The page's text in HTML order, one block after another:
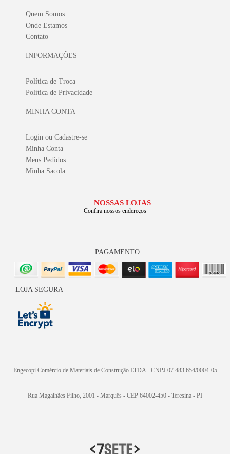
Quem Somos
Onde Estamos
Contato
INFORMAÇÕES
Política de Troca
Política de Privacidade
MINHA CONTA
Login ou Cadastre-se
Minha Conta
Meus Pedidos
Minha Sacola
NOSSAS LOJAS
Confira nossos endereços
PAGAMENTO
LOJA SEGURA
Engecopi Comércio de Materiais de Construção LTDA - CNPJ 07.483.654/0004-05
Rua Magalhães Filho, 2001 - Marquês - CEP 64002-450 - Teresina - PI